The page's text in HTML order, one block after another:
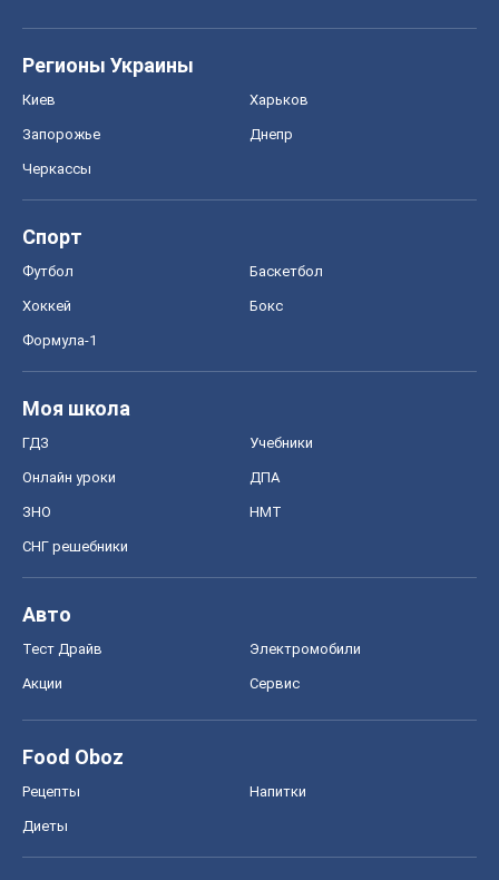
Регионы Украины
Киев Харьков
Запорожье Днепр
Черкассы
Спорт
Футбол Баскетбол
Хоккей Бокс
Формула-1
Моя школа
ГДЗ Учебники
Онлайн уроки ДПА
ЗНО НМТ
СНГ решебники
Авто
Тест Драйв Электромобили
Акции Сервис
Food Oboz
Рецепты Напитки
Диеты